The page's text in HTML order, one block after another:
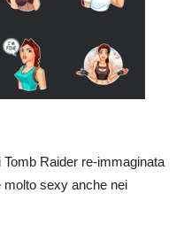
Tomb Raider re-immaginata
molto sexy anche nei